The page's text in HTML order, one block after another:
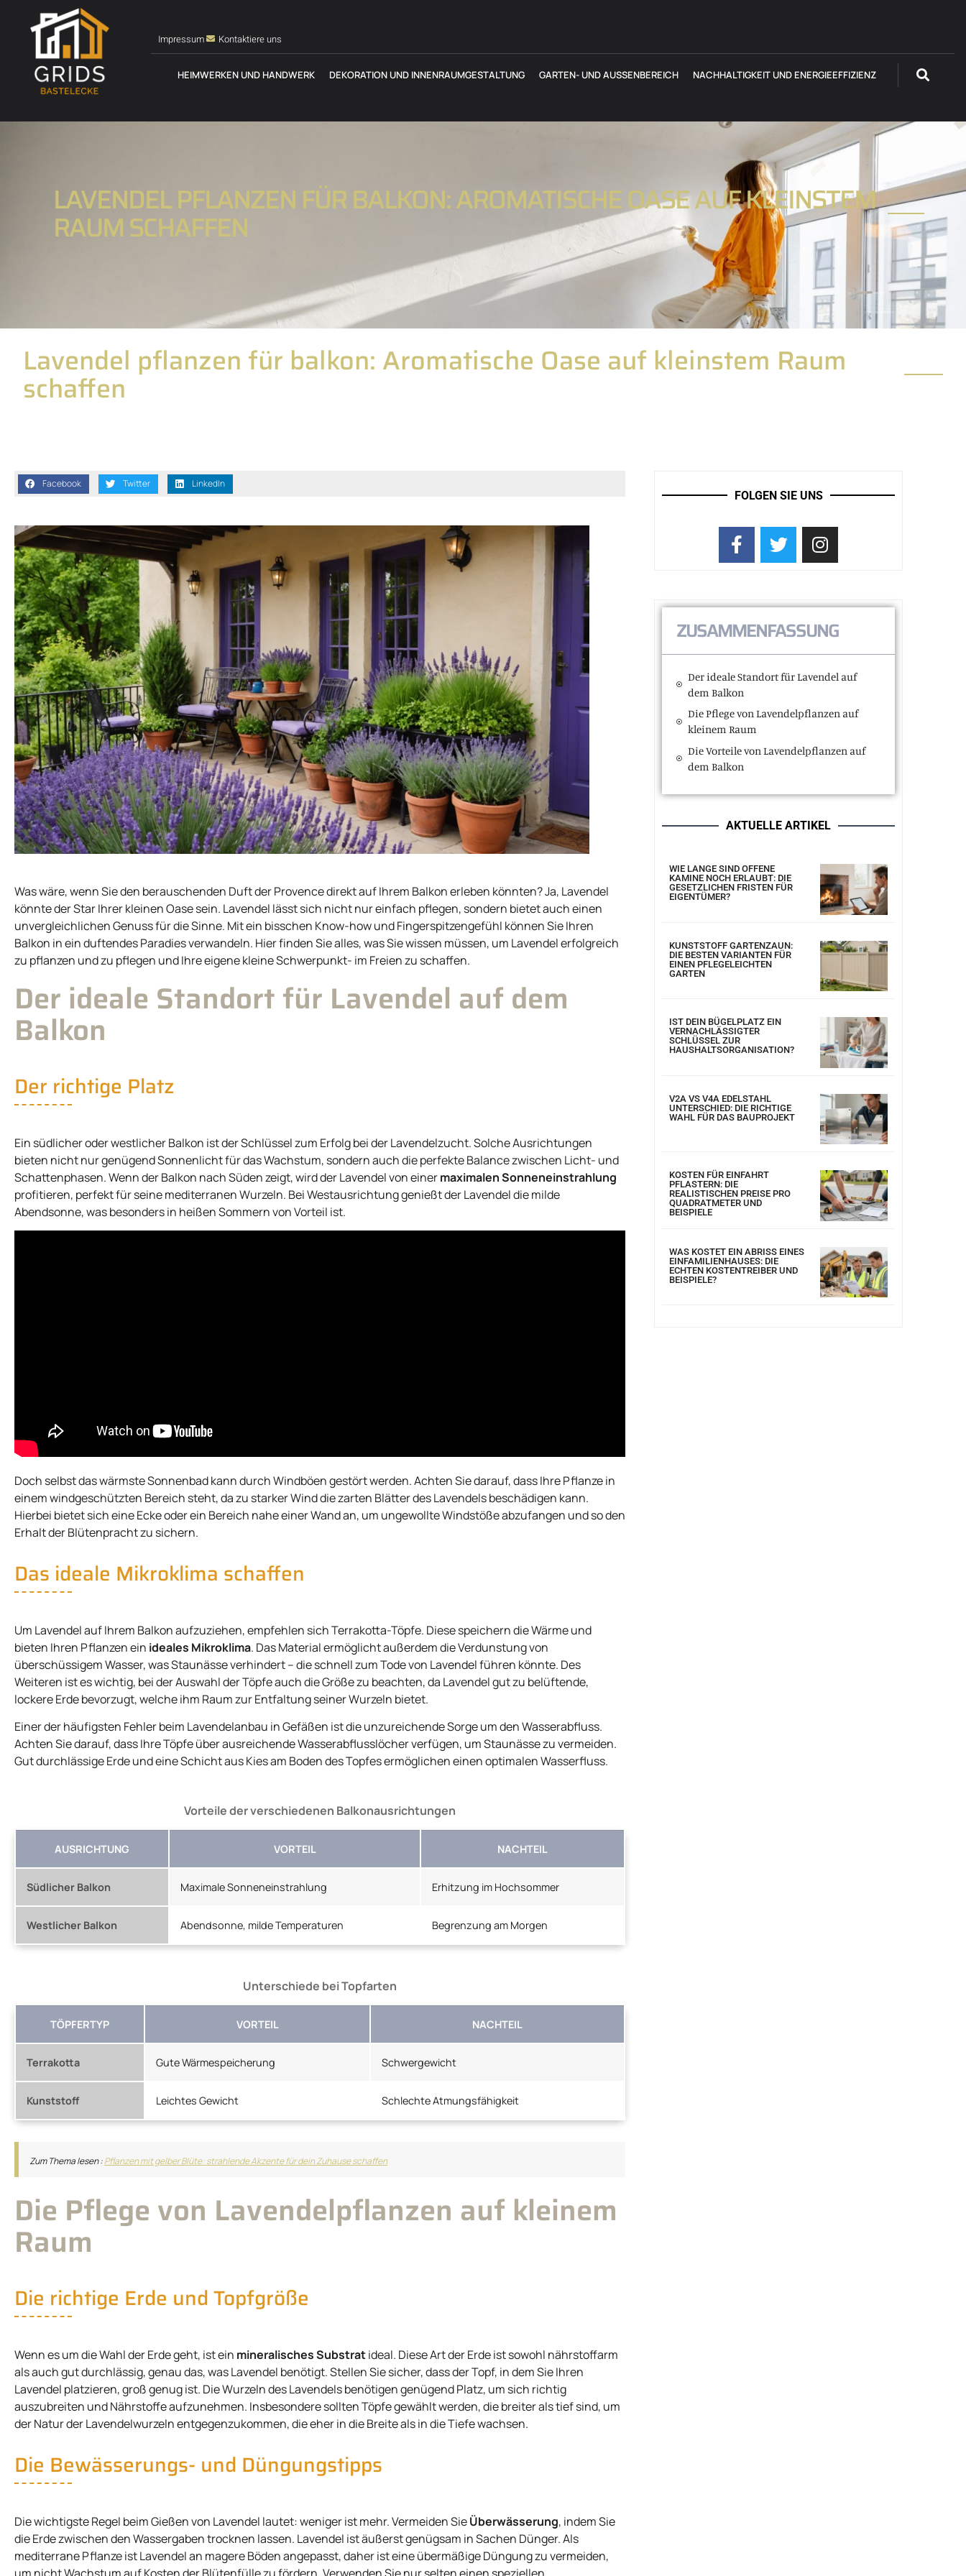
Impressum Kontaktiere uns
HEIMWERKEN UND HANDWERK DEKORATION UND INNENRAUMGESTALTUNG GARTEN- UND AUSSENBEREICH NACHHALTIGKEIT UND ENERGIEEFFIZIENZ
LAVENDEL PFLANZEN FÜR BALKON: AROMATISCHE OASE AUF KLEINSTEM
RAUM SCHAFFEN
Lavendel pflanzen für balkon: Aromatische Oase auf kleinstem Raum
schaffen
Facebook Twitter LinkedIn
Was wäre, wenn Sie den berauschenden Duft der Provence direkt auf Ihrem Balkon erleben könnten? Ja, Lavendel
könnte der Star Ihrer kleinen Oase sein. Lavendel lässt sich nicht nur einfach pflegen, sondern bietet auch einen
unvergleichlichen Genuss für die Sinne. Mit ein bisschen Know-how und Fingerspitzengefühl können Sie Ihren
Balkon in ein duftendes Paradies verwandeln. Hier finden Sie alles, was Sie wissen müssen, um Lavendel erfolgreich
zu pflanzen und zu pflegen und Ihre eigene kleine Schwerpunkt- im Freien zu schaffen.
Der ideale Standort für Lavendel auf dem
Balkon
Der richtige Platz
Ein südlicher oder westlicher Balkon ist der Schlüssel zum Erfolg bei der Lavendelzucht. Solche Ausrichtungen
bieten nicht nur genügend Sonnenlicht für das Wachstum, sondern auch die perfekte Balance zwischen Licht- und
Schattenphasen. Wenn der Balkon nach Süden zeigt, wird der Lavendel von einermaximalen Sonneneinstrahlung
profitieren, perfekt für seine mediterranen Wurzeln. Bei Westausrichtung genießt der Lavendel die milde
Abendsonne, was besonders in heißen Sommern von Vorteil ist.
Doch selbst das wärmste Sonnenbad kann durch Windböen gestört werden. Achten Sie darauf, dass Ihre Pflanze in
einem windgeschützten Bereich steht, da zu starker Wind die zarten Blätter des Lavendels beschädigen kann.
Hierbei bietet sich eine Ecke oder ein Bereich nahe einer Wand an, um ungewollte Windstöße abzufangen und so den
Erhalt der Blütenpracht zu sichern.
Das ideale Mikroklima schaffen
Um Lavendel auf Ihrem Balkon aufzuziehen, empfehlen sich Terrakotta-Töpfe. Diese speichern die Wärme und
bieten Ihren Pflanzen ein ideales Mikroklima. Das Material ermöglicht außerdem die Verdunstung von
überschüssigem Wasser, was Staunässe verhindert – die schnell zum Tode von Lavendel führen könnte. Des
Weiteren ist es wichtig, bei der Auswahl der Töpfe auch die Größe zu beachten, da Lavendel gut zu belüftende,
lockere Erde bevorzugt, welche ihm Raum zur Entfaltung seiner Wurzeln bietet.
Einer der häufigsten Fehler beim Lavendelanbau in Gefäßen ist die unzureichende Sorge um den Wasserabfluss.
Achten Sie darauf, dass Ihre Töpfe über ausreichende Wasserabflusslöcher verfügen, um Staunässe zu vermeiden.
Gut durchlässige Erde und eine Schicht aus Kies am Boden des Topfes ermöglichen einen optimalen Wasserfluss.
Vorteile der verschiedenen Balkonausrichtungen
AUSRICHTUNG VORTEIL NACHTEIL
Südlicher Balkon Maximale Sonneneinstrahlung Erhitzung im Hochsommer
Westlicher Balkon Abendsonne, milde Temperaturen Begrenzung am Morgen
Unterschiede bei Topfarten
TÖPFERTYP VORTEIL NACHTEIL
Terrakotta Gute Wärmespeicherung Schwergewicht
Kunststoff Leichtes Gewicht Schlechte Atmungsfähigkeit
Zum Thema lesen :Pflanzen mit gelber Blüte: strahlende Akzente für dein Zuhause schaffen
Die Pflege von Lavendelpflanzen auf kleinem
Raum
Die richtige Erde und Topfgröße
Wenn es um die Wahl der Erde geht, ist ein mineralisches Substratideal. Diese Art der Erde ist sowohl nährstoffarm
als auch gut durchlässig, genau das, was Lavendel benötigt. Stellen Sie sicher, dass der Topf, in dem Sie Ihren
Lavendel platzieren, groß genug ist. Die Wurzeln des Lavendels benötigen genügend Platz, um sich richtig
auszubreiten und Nährstoffe aufzunehmen. Insbesondere sollten Töpfe gewählt werden, die breiter als tief sind, um
der Natur der Lavendelwurzeln entgegenzukommen, die eher in die Breite als in die Tiefe wachsen.
Die Bewässerungs- und Düngungstipps
Die wichtigste Regel beim Gießen von Lavendel lautet: weniger ist mehr. Vermeiden SieÜberwässerung, indem Sie
die Erde zwischen den Wassergaben trocknen lassen. Lavendel ist äußerst genügsam in Sachen Dünger. Als
mediterrane Pflanze ist Lavendel an magere Böden angepasst, daher ist eine übermäßige Düngung zu vermeiden,
FOLGEN SIE UNS
ZUSAMMENFASSUNG
Der ideale Standort für Lavendel auf
dem Balkon
Die Pflege von Lavendelpflanzen auf
kleinem Raum
Die Vorteile von Lavendelpflanzen auf
dem Balkon
AKTUELLE ARTIKEL
WIE LANGE SIND OFFENE
KAMINE NOCH ERLAUBT: DIE
GESETZLICHEN FRISTEN FÜR
EIGENTÜMER?
KUNSTSTOFF GARTENZAUN:
DIE BESTEN VARIANTEN FÜR
EINEN PFLEGELEICHTEN
GARTEN
IST DEIN BÜGELPLATZ EIN
VERNACHLÄSSIGTER
SCHLÜSSEL ZUR
HAUSHALTSORGANISATION?
V2A VS V4A EDELSTAHL
UNTERSCHIED: DIE RICHTIGE
WAHL FÜR DAS BAUPROJEKT
KOSTEN FÜR EINFAHRT
PFLASTERN: DIE
REALISTISCHEN PREISE PRO
QUADRATMETER UND
BEISPIELE
WAS KOSTET EIN ABRISS EINES
EINFAMILIENHAUSES: DIE
ECHTEN KOSTENTREIBER UND
BEISPIELE?